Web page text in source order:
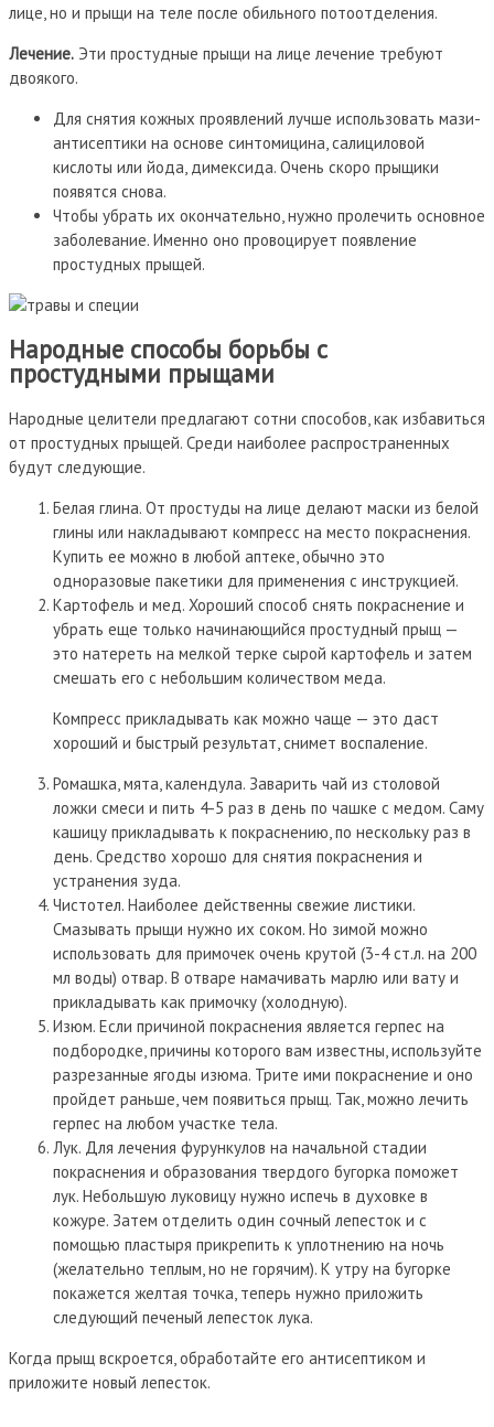
лице, но и прыщи на теле после обильного потоотделения.
Лечение. Эти простудные прыщи на лице лечение требуют
двоякого.
Для снятия кожных проявлений лучше использовать мази-
антисептики на основе синтомицина, салициловой
кислоты или йода, димексида. Очень скоро прыщики
появятся снова.
Чтобы убрать их окончательно, нужно пролечить основное
заболевание. Именно оно провоцирует появление
простудных прыщей.
Народные способы борьбы с
простудными прыщами
Народные целители предлагают сотни способов, как избавиться
от простудных прыщей. Среди наиболее распространенных
будут следующие.
Белая глина. От простуды на лице делают маски из белой
глины или накладывают компресс на место покраснения.
Купить ее можно в любой аптеке, обычно это
одноразовые пакетики для применения с инструкцией.
Картофель и мед. Хороший способ снять покраснение и
убрать еще только начинающийся простудный прыщ —
это натереть на мелкой терке сырой картофель и затем
смешать его с небольшим количеством меда.
Компресс прикладывать как можно чаще — это даст
хороший и быстрый результат, снимет воспаление.
Ромашка, мята, календула. Заварить чай из столовой
ложки смеси и пить 4-5 раз в день по чашке с медом. Саму
кашицу прикладывать к покраснению, по нескольку раз в
день. Средство хорошо для снятия покраснения и
устранения зуда.
Чистотел. Наиболее действенны свежие листики.
Смазывать прыщи нужно их соком. Но зимой можно
использовать для примочек очень крутой (3-4 ст.л. на 200
мл воды) отвар. В отваре намачивать марлю или вату и
прикладывать как примочку (холодную).
Изюм. Если причиной покраснения является герпес на
подбородке, причины которого вам известны, используйте
разрезанные ягоды изюма. Трите ими покраснение и оно
пройдет раньше, чем появиться прыщ. Так, можно лечить
герпес на любом участке тела.
Лук. Для лечения фурункулов на начальной стадии
покраснения и образования твердого бугорка поможет
лук. Небольшую луковицу нужно испечь в духовке в
кожуре. Затем отделить один сочный лепесток и с
помощью пластыря прикрепить к уплотнению на ночь
(желательно теплым, но не горячим). К утру на бугорке
покажется желтая точка, теперь нужно приложить
следующий печеный лепесток лука.
Когда прыщ вскроется, обработайте его антисептиком и
приложите новый лепесток.